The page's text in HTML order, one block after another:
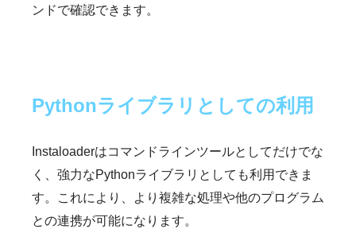
ンドで確認できます。
Pythonライブラリとしての利用
Instaloaderはコマンドラインツールとしてだけでな
く、強力なPythonライブラリとしても利用できま
す。これにより、より複雑な処理や他のプログラム
との連携が可能になります。